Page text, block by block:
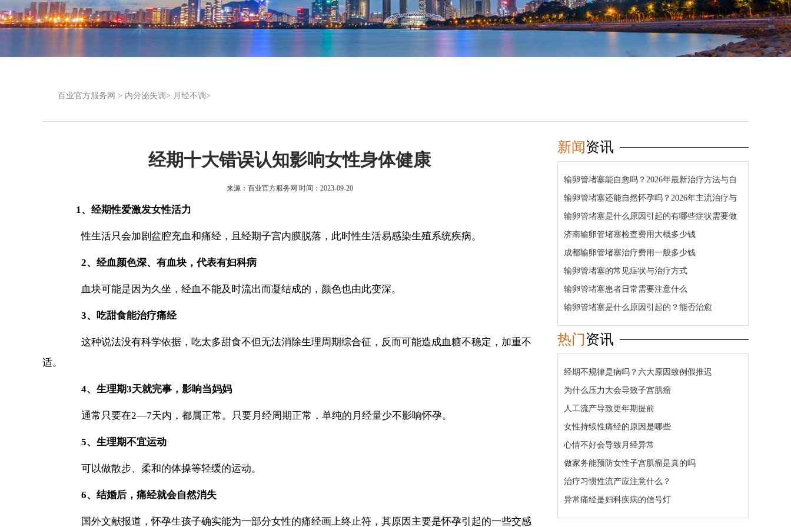
百业官方服务网 > 内分泌失调> 月经不调>
经期十大错误认知影响女性身体健康
来源： 百业官方服务网 时间：2023-09-20
1、经期性爱激发女性活力
性生活只会加剧盆腔充血和痛经，且经期子宫内膜脱落，此时性生活易感染生殖系统疾病。
2、经血颜色深、有血块，代表有妇科病
血块可能是因为久坐，经血不能及时流出而凝结成的，颜色也由此变深。
3、吃甜食能治疗痛经
这种说法没有科学依据，吃太多甜食不但无法消除生理周期综合征，反而可能造成血糖不稳定，加重不
适。
4、生理期3天就完事，影响当妈妈
通常只要在2—7天内，都属正常。只要月经周期正常，单纯的月经量少不影响怀孕。
5、生理期不宜运动
可以做散步、柔和的体操等轻缓的运动。
6、结婚后，痛经就会自然消失
国外文献报道，怀孕生孩子确实能为一部分女性的痛经画上终止符，其原因主要是怀孕引起的一些交感
新闻资讯
输卵管堵塞能自愈吗？2026年最新治疗方法与自
然怀孕几率详解
输卵管堵塞还能自然怀孕吗？2026年主流治疗与
疏通方法详解
输卵管堵塞是什么原因引起的有哪些症状需要做
哪些检查
济南输卵管堵塞检查费用大概多少钱
成都输卵管堵塞治疗费用一般多少钱
输卵管堵塞的常见症状与治疗方式
输卵管堵塞患者日常需要注意什么
输卵管堵塞是什么原因引起的？能否治愈
热门资讯
经期不规律是病吗？六大原因致例假推迟
为什么压力大会导致子宫肌瘤
人工流产导致更年期提前
女性持续性痛经的原因是哪些
心情不好会导致月经异常
做家务能预防女性子宫肌瘤是真的吗
治疗习惯性流产应注意什么？
异常痛经是妇科疾病的信号灯